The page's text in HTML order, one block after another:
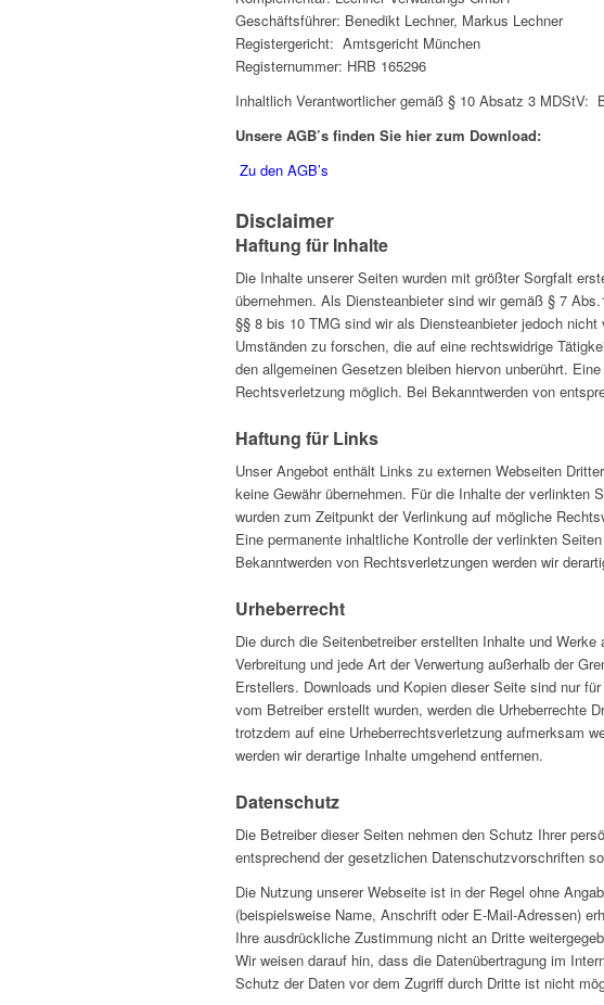
Geschäftsführer: Benedikt Lechner, Markus Lechner
Registergericht: Amtsgericht München
Registernummer: HRB 165296
Inhaltlich Verantwortlicher gemäß § 10 Absatz 3 MDStV:
Unsere AGB’s finden Sie hier zum Download:
Zu den AGB’s
Disclaimer
Haftung für Inhalte
Die Inhalte unserer Seiten wurden mit größter Sorgfalt
übernehmen. Als Diensteanbieter sind wir gemäß § 7
§§ 8 bis 10 TMG sind wir als Diensteanbieter jedoch
Umständen zu forschen, die auf eine rechtswidrige
den allgemeinen Gesetzen bleiben hiervon unberührt.
Rechtsverletzung möglich. Bei Bekanntwerden von
Haftung für Links
Unser Angebot enthält Links zu externen Webseiten
keine Gewähr übernehmen. Für die Inhalte der
wurden zum Zeitpunkt der Verlinkung auf mögliche
Eine permanente inhaltliche Kontrolle der verlinkten
Bekanntwerden von Rechtsverletzungen werden wir
Urheberrecht
Die durch die Seitenbetreiber erstellten Inhalte und
Verbreitung und jede Art der Verwertung außerhalb der
Erstellers. Downloads und Kopien dieser Seite sind nur
vom Betreiber erstellt wurden, werden die Urheberrechte
trotzdem auf eine Urheberrechtsverletzung aufmerksam
werden wir derartige Inhalte umgehend entfernen.
Datenschutz
Die Betreiber dieser Seiten nehmen den Schutz Ihrer
entsprechend der gesetzlichen Datenschutzvorschriften
Die Nutzung unserer Webseite ist in der Regel ohne
(beispielsweise Name, Anschrift oder E-Mail-Adressen)
Ihre ausdrückliche Zustimmung nicht an Dritte
Wir weisen darauf hin, dass die Datenübertragung im
Schutz der Daten vor dem Zugriff durch Dritte ist nicht